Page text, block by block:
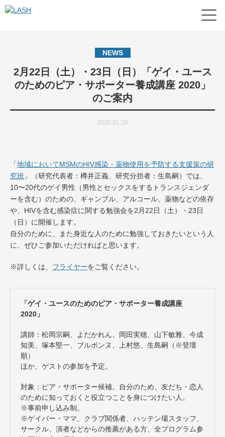
NEWS
2月22日（土）・23日（日）「ゲイ・ユース
のためのピア・サポーター養成講座 2020」
のご案内
2020.01.28
「地域においてMSMのHIV感染・薬物使用を予防する支援策の研
究班 」（研究代表者：樽井正義、研究分担者：生島嗣）では、
10〜20代のゲイ男性（男性とセックスをするトランスジェンダ
ーを含む）のための、ギャンブル、アルコール、薬物などの依存
や、HIVを含む感染症に関する勉強会を2月22日（土）・23日
（日）に開催します。
自分のために、また身近な人のために勉強しておきたいという人
に、ぜひご参加いただければと思います。
※詳しくは、 フライヤーをご覧ください。
「ゲイ・ユースのためのピア・サポーター養成講座
2020」
講師：松岡宗嗣、よだかれん、岡田実穂、山下敏雅、今成
知美、塚本堅一、ブルボンヌ、上村悠、生島嗣（※登壇
順）
ほか、ゲストの参加を予定。
対象：ピア・サポーター候補。自分のため、友だち・恋人
のために知っておくと役立つことを身につけたい人。
※事前申し込み制。
※ゲイバー・ママ、クラブ関係者、ハッテン場スタッフ、
サークル、演者などからの推薦がある方、全プログラム参